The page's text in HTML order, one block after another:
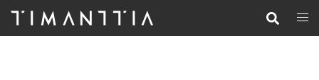
pääsisältöön
Search